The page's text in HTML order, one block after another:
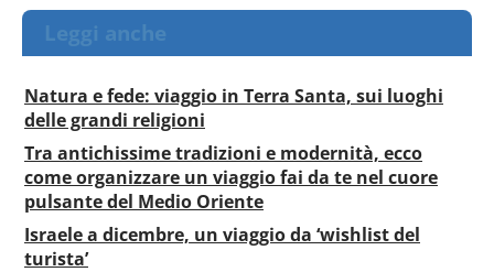
Leggi anche
Natura e fede: viaggio in Terra Santa, sui luoghi
delle grandi religioni
Tra antichissime tradizioni e modernità, ecco
come organizzare un viaggio fai da te nel cuore
pulsante del Medio Oriente
Israele a dicembre, un viaggio da ‘wishlist del
turista’